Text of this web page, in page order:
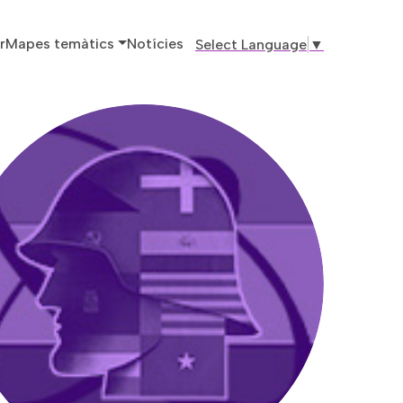
principal
Mapes temàtics Notícies Select Language ▼